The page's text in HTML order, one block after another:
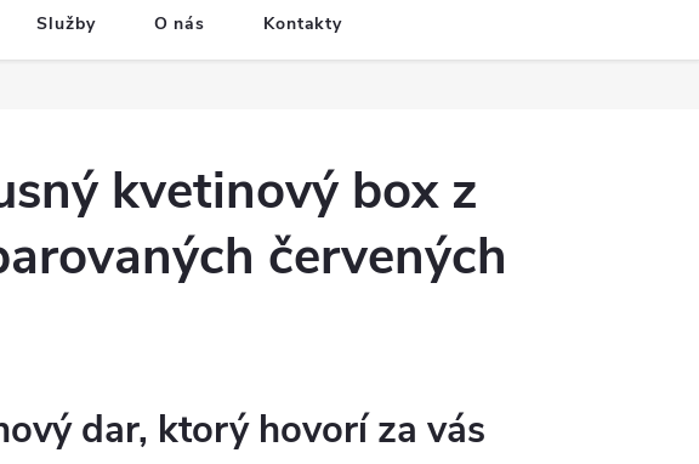
Služby O nás Kontakty
kvetinový box z
červených
dar, ktorý hovorí za vás